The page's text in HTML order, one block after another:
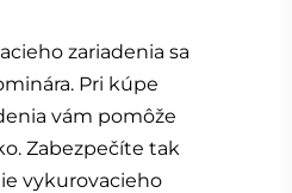
zariadenia sa
Pri kúpe
vám pomôže
Zabezpečíte tak
vykurovacieho